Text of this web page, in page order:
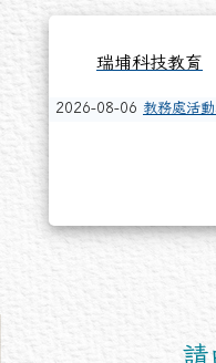
瑞埔科技教育
2026-08-06 教務處活
右邊區域內容
請